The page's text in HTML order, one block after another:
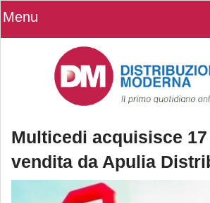
Menu
Multicedi acquisisce
vendita da Apulia